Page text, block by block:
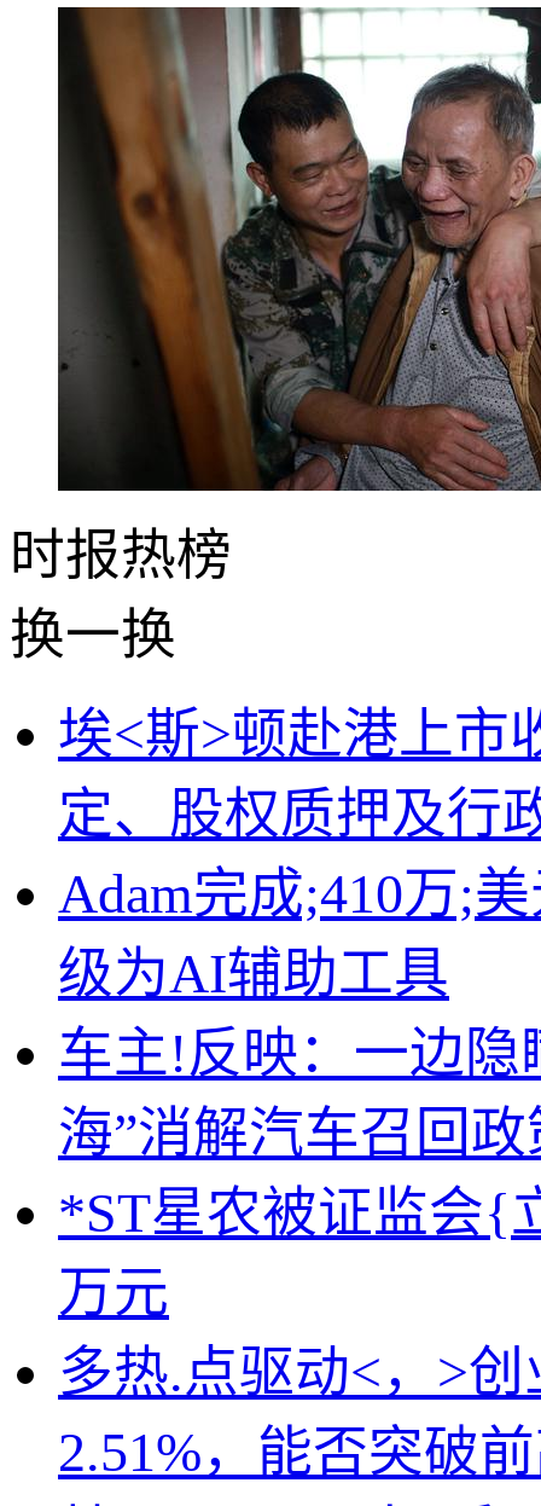
时报热榜
换一换
埃<斯>顿赴港上市
定、股权质押及行
Adam完成;410万;
级为AI辅助工具
车主!反映：一边隐
海”消解汽车召回政
*ST星农被证监会{
万元
多热.点驱动<，>
2.51%，能否突破